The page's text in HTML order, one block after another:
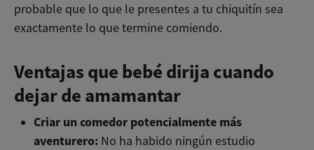
probable que lo que le presentes a tu chiquitín sea
exactamente lo que termine comiendo.
Ventajas que bebé dirija cuando
dejar de amamantar
Criar un comedor potencialmente más
aventurero: No ha habido ningún estudio